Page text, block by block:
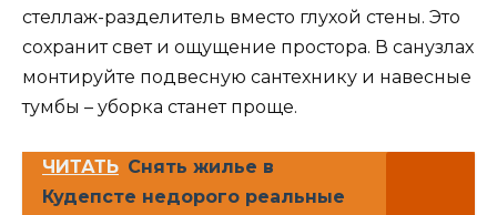
стеллаж-разделитель вместо глухой стены. Это
сохранит свет и ощущение простора. В санузлах
монтируйте подвесную сантехнику и навесные
тумбы – уборка станет проще.
ЧИТАТЬ Снять жилье в
Кудепсте недорого реальные